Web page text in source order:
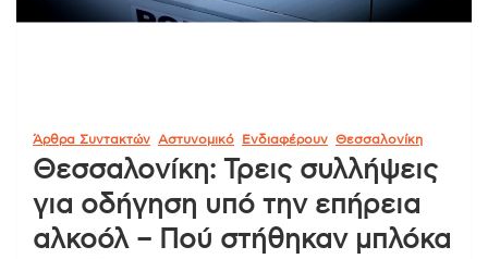
Άρθρα Συντακτών Αστυνομικό Ενδιαφέρουν Θεσσαλονίκη
Θεσσαλονίκη: Τρεις συλλήψεις
για οδήγηση υπό την επήρεια
αλκοόλ – Πού στήθηκαν μπλόκα